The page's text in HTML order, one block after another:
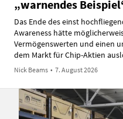
„warnendes
Das Ende des einst
Awareness hätte
Vermögenswerten und einen
dem Markt für Chip-Aktien
Nick Beams • 7. August 2026